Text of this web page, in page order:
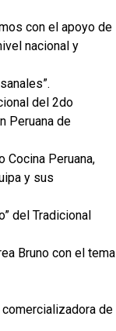
con el apoyo de
nacional y
del 2do
Peruana de
Cocina Peruana,
y sus
del Tradicional
Bruno con el tema
comercializadora de